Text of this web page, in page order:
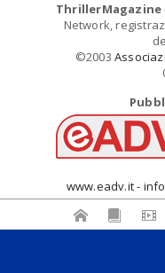
ThrillerMagazine
Network,
©2003
www.eadv.it -